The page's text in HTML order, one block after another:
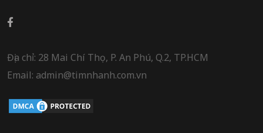
Địa chỉ: 28 Mai Chí Thọ, P. An Phú, Q.2, TP.HCM
Email: admin@timnhanh.com.vn